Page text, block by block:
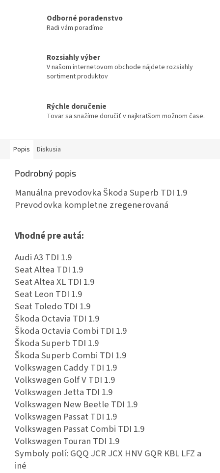
Odborné poradenstvo
Radi vám poradíme
Rozsiahly výber
V našom internetovom obchode nájdete rozsiahly
sortiment produktov
Rýchle doručenie
Tovar sa snažíme doručiť v najkratšom možnom čase.
Popis Diskusia
Podrobný popis
Manuálna prevodovka Škoda Superb TDI 1.9
Prevodovka kompletne zregenerovaná
Vhodné pre autá:
Audi A3 TDI 1.9
Seat Altea TDI 1.9
Seat Altea XL TDI 1.9
Seat Leon TDI 1.9
Seat Toledo TDI 1.9
Škoda Octavia TDI 1.9
Škoda Octavia Combi TDI 1.9
Škoda Superb TDI 1.9
Škoda Superb Combi TDI 1.9
Volkswagen Caddy TDI 1.9
Volkswagen Golf V TDI 1.9
Volkswagen Jetta TDI 1.9
Volkswagen New Beetle TDI 1.9
Volkswagen Passat TDI 1.9
Volkswagen Passat Combi TDI 1.9
Volkswagen Touran TDI 1.9
Symboly polí: GQQ JCR JCX HNV GQR KBL LFZ a
iné